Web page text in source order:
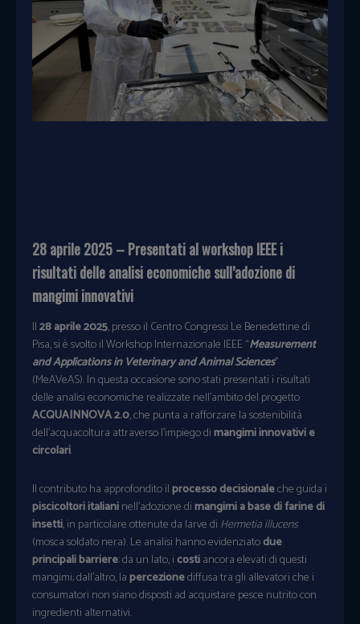
28 aprile 2025 – Presentati al workshop IEEE i
risultati delle analisi economiche sull’adozione di
mangimi innovativi
Il28 aprile 2025, presso il Centro Congressi Le Benedettine di
Pisa, si è svolto il Workshop Internazionale IEEE “Measurement
and Applications in Veterinary and Animal Sciences”
(MeAVeAS). In questa occasione sono stati presentati i risultati
delle analisi economiche realizzate nell’ambito del progetto
ACQUAINNOVA 2.0, che punta a rafforzare la sostenibilità
dell’acquacoltura attraverso l’impiego dimangimi innovativi e
circolari.
Il contributo ha approfondito ilprocesso decisionaleche guida i
piscicoltori italianinell’adozione dimangimi a base di farine di
insetti, in particolare ottenute da larve di Hermetia illucens
(mosca soldato nera). Le analisi hanno evidenziatodue
principali barriere: da un lato, icostiancora elevati di questi
mangimi; dall’altro, lapercezionediffusa tra gli allevatori che i
consumatori non siano disposti ad acquistare pesce nutrito con
ingredienti alternativi.